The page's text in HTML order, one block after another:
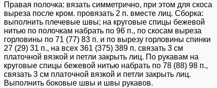
Правая полочка: вязать симметрично, при этом для скоса
выреза после кром. провязать 2 п. вместе лиц. Сборка:
выполнить плечевые швы; на круговые спицы бежевой
нитью по полочкам набрать по 96 п., по скосам выреза
горловины по 71 (77) 83 п. и по вырезу горловины спинки
27 (29) 31 п., на всех 361 (375) 389 п. связать 3 см
платочной вязкой и петли закрыть лиц. По рукавам на
круговые спицы бежевой нитью набрать по 78 (88) 98 п.,
связать 3 см платочной вязкой и петли закрыть лиц.
Выполнить боковые швы и швы рукавов.